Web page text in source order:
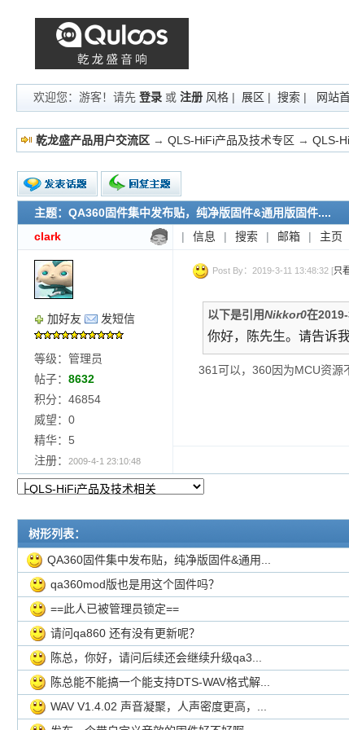
欢迎您：游客！请先登录 或注册 风格 | 展区 |搜索 | 网站
乾龙盛产品用户交流区 →QLS-HiFi产品及技术专区 →QLS-
新的主题
投票帖
交易帖
小字报
主题：QA360固件集中发布贴，纯净版固件&通用版固件....
clark
| 信息 | 搜索 | 邮箱 | 主页
加好友 发短信
等级：管理员
帖子： 8632
积分：46854
威望：0
精华：5
注册：
2009-4-1 23:10:48
Post By：2019-3-11 13:48:32 [只
以下是引用Nikkor0在
你好，陈先生。请告诉
361可以，360因为MCU资源
树形列表：
QA360固件集中发布贴，纯净版固件&通用...
qa360mod版也是用这个固件吗？
==此人已被管理员锁定==
请问qa860 还有没有更新呢？
陈总，你好，请问后续还会继续升级qa3...
陈总能不能搞一个能支持DTS-WAV格式解...
WAV V1.4.02 声音凝聚，人声密度更高，...